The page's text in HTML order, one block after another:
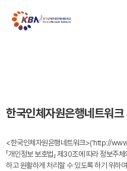
한국인체자원은행네트워
<한국인체자원은행네트워크>('http://
「개인정보 보호법」 제30조에 따라 정보주
하고 원활하게 처리할 수 있도록 하기 위하